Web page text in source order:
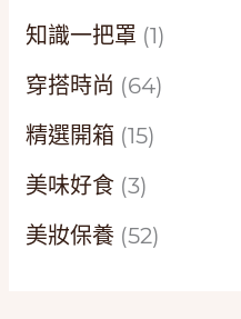
知識一把罩 (1)
穿搭時尚 (64)
精選開箱 (15)
美味好食 (3)
美妝保養 (52)